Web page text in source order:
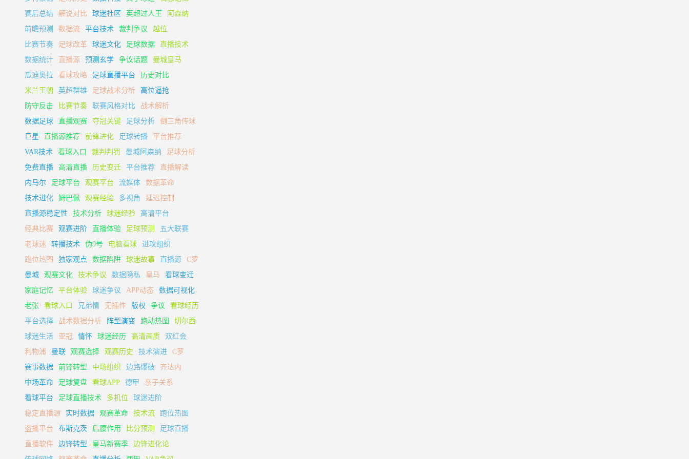
赛后总结
解说对比 球迷社区 英超过人王
阿森纳
前瞻预测
数据流 平台技术 裁判争议
越位
比赛节奏
足球改革 球迷文化 足球数据
直播技术
数据统计
直播源 预测玄学 争议话题
曼城皇马
瓜迪奥拉
看球攻略 足球直播平台
历史对比
米兰王朝
英超群雄 足球战术分析
高位逼抢
防守反击
比赛节奏 联赛风格对比
战术解析
数据足球
直播观赛 夺冠关键 足球分析
倒三角传球
巨星
直播源推荐 前锋进化 足球转播
平台推荐
VAR技术
看球入口 裁判判罚 曼城阿森纳
足球分析
免费直播
高清直播 历史变迁 平台推荐
直播解读
内马尔
足球平台 观赛平台 流媒体
数据革命
技术进化
姆巴佩 观赛经验 多视角
延迟控制
直播源稳定性
技术分析 球迷经验
高清平台
经典比赛
观赛进阶 直播体验 足球预测
五大联赛
老球迷
转播技术 伪9号 电脑看球
进攻组织
跑位热图
独家观点 数据陷阱 球迷故事 直播源
C罗
曼城
观赛文化 技术争议 数据隐私 皇马
看球变迁
家庭记忆
平台体验 球迷争议 APP动态
数据可视化
老张
看球入口 兄弟情 无插件 版权 争议
看球经历
平台选择
战术数据分析 阵型演变 跑动热图
切尔西
球迷生活
亚冠 情怀 球迷经历 高清画质
双红会
利物浦
曼联 观赛选择 观赛历史 技术演进
C罗
赛事数据
前锋转型 中场组织 边路爆破
齐达内
中场革命
足球复盘 看球APP 德甲
亲子关系
看球平台
足球直播技术 多机位
球迷进阶
稳定直播源
实时数据 观赛革命 技术流
跑位热图
盗播平台
布斯克茨 后腰作用 比分预测
足球直播
直播软件
边锋转型 皇马新赛季
边锋进化论